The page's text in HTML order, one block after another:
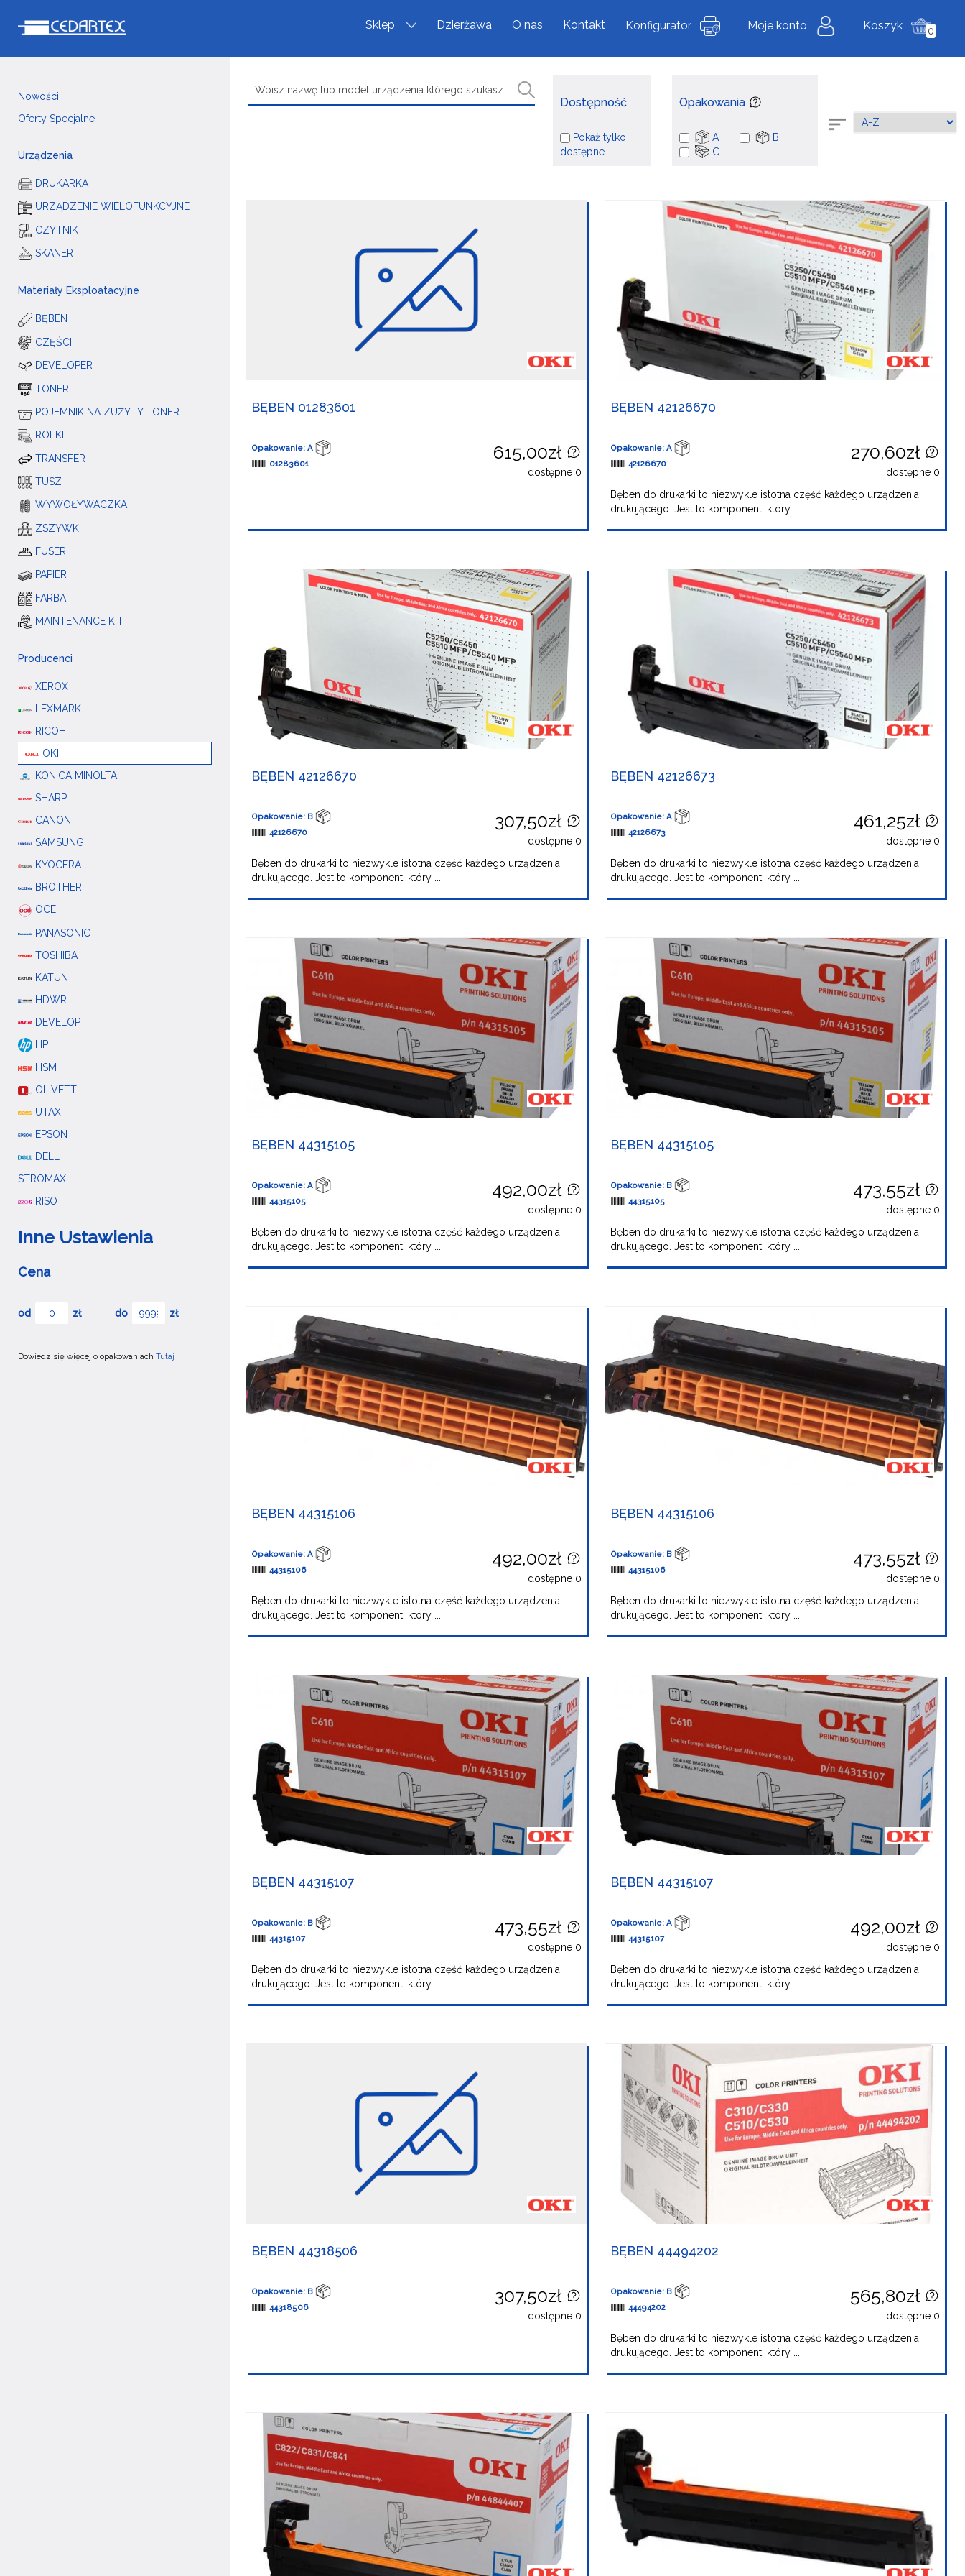
Sklep Dzierżawa O nas Kontakt Konfigurator Moje konto 0
Koszyk
Nowości
Oferty Specjalne
Urządzenia
DRUKARKA
URZĄDZENIE WIELOFUNKCYJNE
CZYTNIK
SKANER
Materiały Eksploatacyjne
BĘBEN
CZĘŚCI
DEVELOPER
TONER
POJEMNIK NA ZUŻYTY TONER
ROLKI
TRANSFER
TUSZ
WYWOŁYWACZKA
ZSZYWKI
FUSER
PAPIER
FARBA
MAINTENANCE KIT
Producenci
XEROX
LEXMARK
RICOH
OKI
KONICA MINOLTA
SHARP
CANON
SAMSUNG
KYOCERA
BROTHER
OCE
PANASONIC
TOSHIBA
KATUN
HDWR
DEVELOP
HP
HSM
OLIVETTI
UTAX
EPSON
DELL
STROMAX
RISO
Inne Ustawienia
Cena
od zł do zł
Dowiedz się więcej o opakowaniach Tutaj
Dostępność
Pokaż tylko
dostępne
Opakowania
A
B
C
BĘBEN 01283601
Opakowanie: A
01283601
615,00zł
dostępne 0
BĘBEN 42126670
Opakowanie: A
42126670
270,60zł
dostępne 0
Bęben do drukarki to niezwykle istotna część każdego urządzenia
drukującego. Jest to komponent, który ...
BĘBEN 42126670
Opakowanie: B
42126670
307,50zł
dostępne 0
Bęben do drukarki to niezwykle istotna część każdego urządzenia
drukującego. Jest to komponent, który ...
BĘBEN 42126673
Opakowanie: A
42126673
461,25zł
dostępne 0
Bęben do drukarki to niezwykle istotna część każdego urządzenia
drukującego. Jest to komponent, który ...
BĘBEN 44315105
Opakowanie: A
44315105
492,00zł
dostępne 0
Bęben do drukarki to niezwykle istotna część każdego urządzenia
drukującego. Jest to komponent, który ...
BĘBEN 44315105
Opakowanie: B
44315105
473,55zł
dostępne 0
Bęben do drukarki to niezwykle istotna część każdego urządzenia
drukującego. Jest to komponent, który ...
BĘBEN 44315106
Opakowanie: A
44315106
492,00zł
dostępne 0
Bęben do drukarki to niezwykle istotna część każdego urządzenia
drukującego. Jest to komponent, który ...
BĘBEN 44315106
Opakowanie: B
44315106
473,55zł
dostępne 0
Bęben do drukarki to niezwykle istotna część każdego urządzenia
drukującego. Jest to komponent, który ...
BĘBEN 44315107
Opakowanie: B
44315107
473,55zł
dostępne 0
Bęben do drukarki to niezwykle istotna część każdego urządzenia
drukującego. Jest to komponent, który ...
BĘBEN 44315107
Opakowanie: A
44315107
492,00zł
dostępne 0
Bęben do drukarki to niezwykle istotna część każdego urządzenia
drukującego. Jest to komponent, który ...
BĘBEN 44318506
Opakowanie: B
44318506
307,50zł
dostępne 0
BĘBEN 44494202
Opakowanie: B
44494202
565,80zł
dostępne 0
Bęben do drukarki to niezwykle istotna część każdego urządzenia
drukującego. Jest to komponent, który ...